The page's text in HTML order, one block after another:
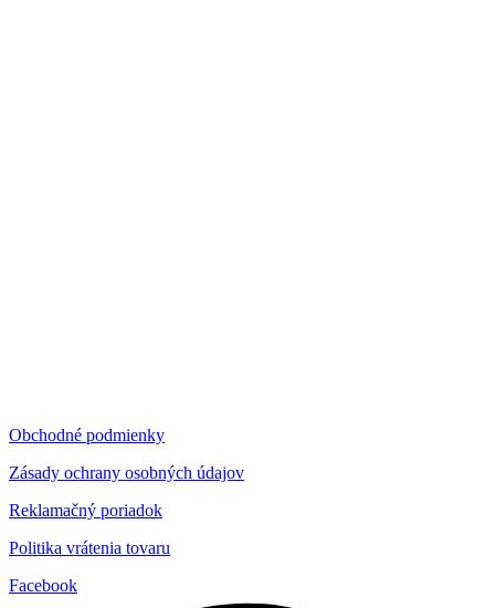
Obchodné podmienky
Zásady ochrany osobných údajov
Reklamačný poriadok
Politika vrátenia tovaru
Facebook